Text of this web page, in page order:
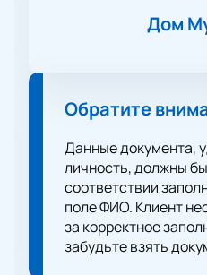
Дом
Обратите
Данные документа,
личность, должны
соответствии
поле ФИО. Клиент
за корректное
забудьте взять